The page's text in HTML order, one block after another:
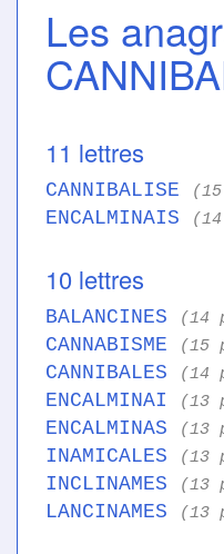
Les
11 lettres
CANNIBALISE
ENCALMINAIS
10 lettres
BALANCINES (14
CANNABISME (15
CANNIBALES (14
ENCALMINAI (13
ENCALMINAS (13
INAMICALES (13
INCLINAMES (13
LANCINAMES (13